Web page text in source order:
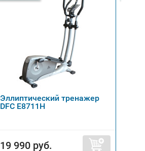
Эллиптический тренажер
DFC E8711H
19 990 руб.